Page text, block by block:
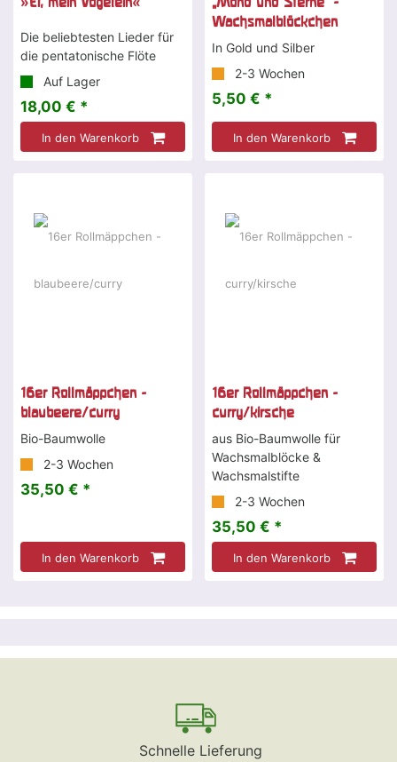
Die beliebtesten Lieder für
die pentatonische Flöte
Auf Lager
18,00 € *
In den Warenkorb
Wachsmalblöckchen
In Gold und Silber
2-3 Wochen
5,50 € *
In den Warenkorb
16er Rollmäppchen -
blaubeere/curry
Bio-Baumwolle
2-3 Wochen
35,50 € *
In den Warenkorb
16er Rollmäppchen -
curry/kirsche
aus Bio-Baumwolle für
Wachsmalblöcke &
Wachsmalstifte
2-3 Wochen
35,50 € *
In den Warenkorb
Schnelle Lieferung